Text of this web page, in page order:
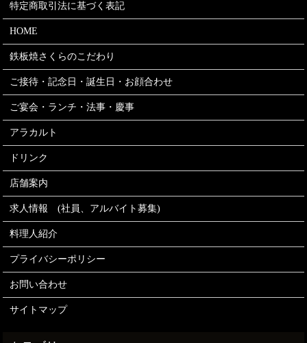
特定商取引法に基づく表記
HOME
鉄板焼さくらのこだわり
ご接待・記念日・誕生日・お顔合わせ
ご宴会・ランチ・法事・慶事
アラカルト
ドリンク
店舗案内
求人情報 (社員、アルバイト募集)
料理人紹介
プライバシーポリシー
お問い合わせ
サイトマップ